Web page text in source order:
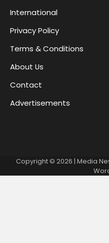
International
Privacy Policy
Terms & Conditions
About Us
Contact
Advertisements
Copyright © 2026 | Media